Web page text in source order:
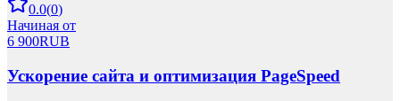
0.0(0)
Начиная от
6 900RUB
Ускорение сайта и оптимизация PageSpeed